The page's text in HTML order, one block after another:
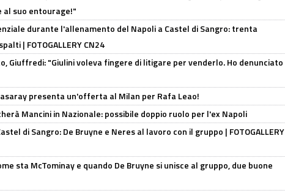
al suo entourage!"
durante l'allenamento del Napoli a Castel di Sangro: trenta
| FOTOGALLERY CN24
Giuffredi: "Giulini voleva fingere di litigare per venderlo. Ho denunciato
presenta un'offerta al Milan per Rafa Leao!
Mancini in Nazionale: possibile doppio ruolo per l'ex Napoli
di Sangro: De Bruyne e Neres al lavoro con il gruppo | FOTOGALLERY
sta McTominay e quando De Bruyne si unisce al gruppo, due buone